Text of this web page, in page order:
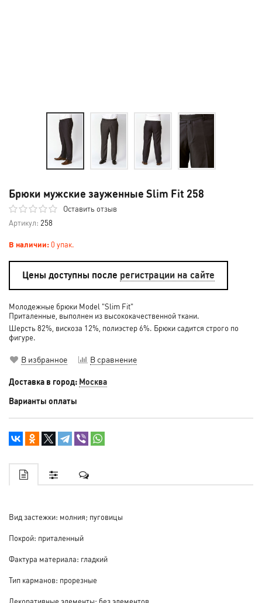
Брюки мужские зауженные Slim Fit 258
Оставить отзыв
Артикул: 258
В наличии:0 упак.
Цены доступны после регистрации на сайте
Молодежные брюки Model "Slim Fit"
Приталенные, выполнен из высококачественной ткани.
Шерсть 82%, вискоза 12%, полиэстер 6%. Брюки садится строго по
фигуре.
В избранное В сравнение
Доставка в город: Москва
Варианты оплаты
Вид застежки: молния; пуговицы
Покрой: приталенный
Фактура материала: гладкий
Тип карманов: прорезные